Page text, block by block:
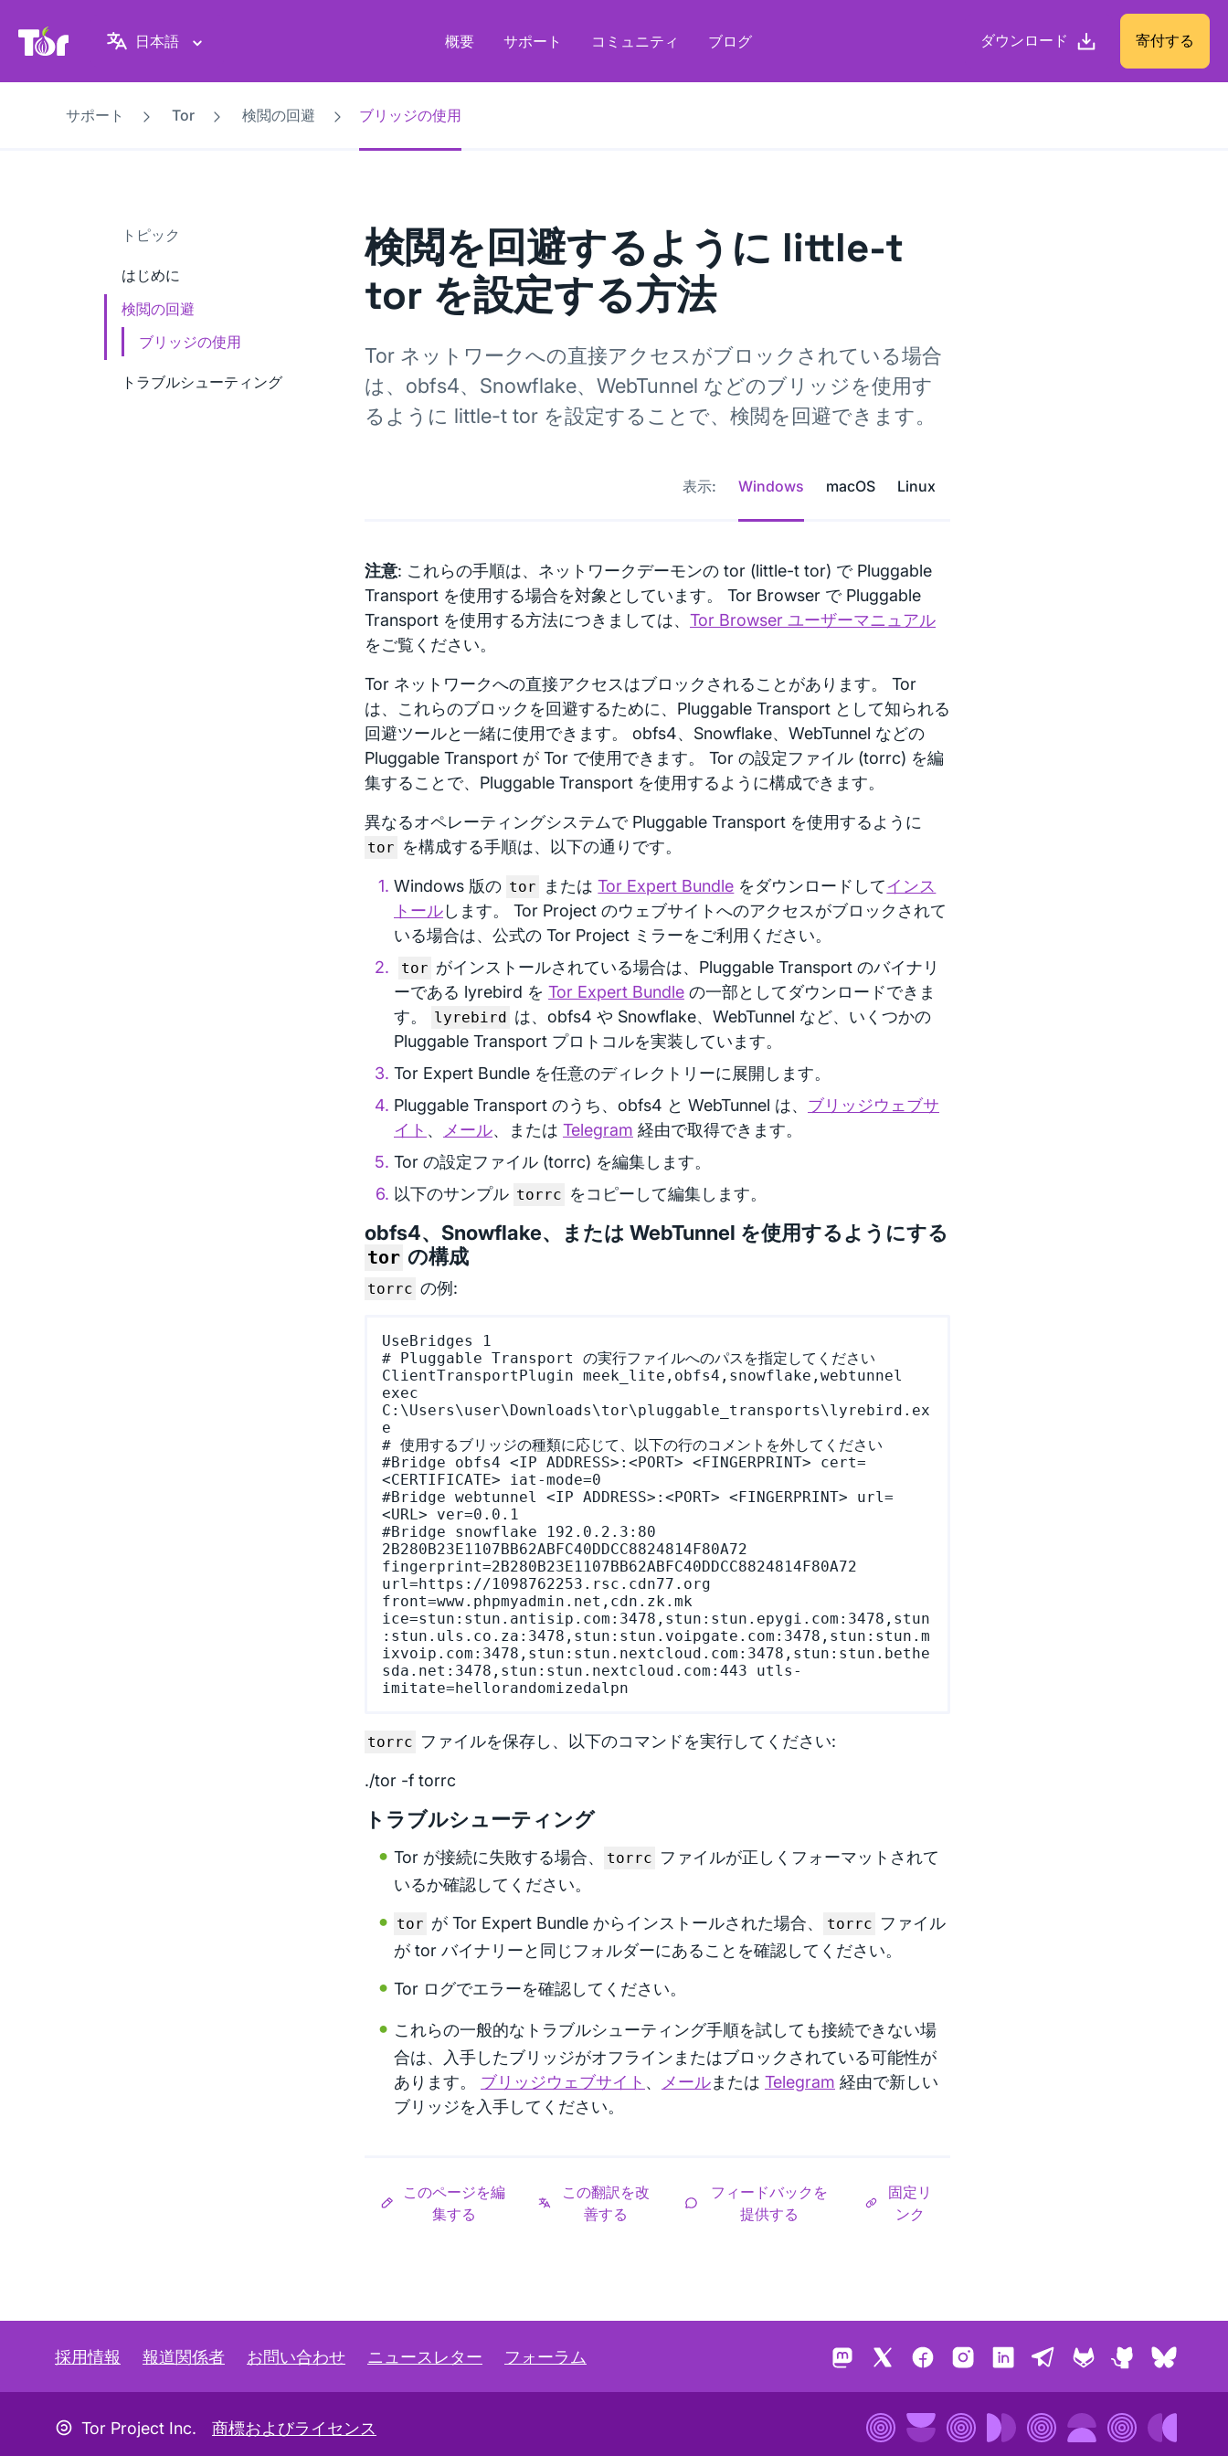
Tor Project ウェブサイト
日本語 概要 サポート コミュニティ ブログ ダウンロード 寄付する
サポート Tor 検閲の回避 ブリッジの使用
トピック
はじめに
検閲の回避
ブリッジの使用
トラブルシューティング
検閲を回避するように little-t
tor を設定する方法
Tor ネットワークへの直接アクセスがブロックされている場合
は、obfs4、Snowflake、WebTunnel などのブリッジを使用す
るように little-t tor を設定することで、検閲を回避できます。
表示: Windows macOS Linux
注意: これらの手順は、ネットワークデーモンの tor (little-t tor) で Pluggable
Transport を使用する場合を対象としています。 Tor Browser で Pluggable
Transport を使用する方法につきましては、 Tor Browser ユーザーマニュアル
をご覧ください。
Tor ネットワークへの直接アクセスはブロックされることがあります。 Tor
は、これらのブロックを回避するために、Pluggable Transport として知られる
回避ツールと一緒に使用できます。 obfs4、Snowflake、WebTunnel などの
Pluggable Transport が Tor で使用できます。 Tor の設定ファイル (torrc) を編
集することで、Pluggable Transport を使用するように構成できます。
異なるオペレーティングシステムで Pluggable Transport を使用するように
tor を構成する手順は、以下の通りです。
Windows 版の tor またはTor Expert Bundle をダウンロードしてインス
トールします。 Tor Project のウェブサイトへのアクセスがブロックされて
いる場合は、公式の Tor Project ミラーをご利用ください。
tor がインストールされている場合は、Pluggable Transport のバイナリ
ーである lyrebird を Tor Expert Bundle の一部としてダウンロードできま
す。
lyrebird は、obfs4 や Snowflake、WebTunnel など、いくつかの
Pluggable Transport プロトコルを実装しています。
Tor Expert Bundle を任意のディレクトリーに展開します。
Pluggable Transport のうち、obfs4 と WebTunnel は、 ブリッジウェブサ
イト 、 メール、または Telegram 経由で取得できます。
Tor の設定ファイル (torrc) を編集します。
以下のサンプル torrc をコピーして編集します。
obfs4、Snowflake、または WebTunnel を使用するようにする
tor の構成
torrc の例:
UseBridges 1
# Pluggable Transport の実行ファイルへのパスを指定してください
ClientTransportPlugin meek_lite,obfs4,snowflake,webtunnel
exec
C:\Users\user\Downloads\tor\pluggable_transports\lyrebird.ex
e
# 使用するブリッジの種類に応じて、以下の行のコメントを外してください
#Bridge obfs4 <IP ADDRESS>:<PORT> <FINGERPRINT> cert=
<CERTIFICATE> iat-mode=0
#Bridge webtunnel <IP ADDRESS>:<PORT> <FINGERPRINT> url=
<URL> ver=0.0.1
#Bridge snowflake 192.0.2.3:80
2B280B23E1107BB62ABFC40DDCC8824814F80A72
fingerprint=2B280B23E1107BB62ABFC40DDCC8824814F80A72
url=https://1098762253.rsc.cdn77.org
front=www.phpmyadmin.net,cdn.zk.mk
ice=stun:stun.antisip.com:3478,stun:stun.epygi.com:3478,stun
:stun.uls.co.za:3478,stun:stun.voipgate.com:3478,stun:stun.m
ixvoip.com:3478,stun:stun.nextcloud.com:3478,stun:stun.bethe
sda.net:3478,stun:stun.nextcloud.com:443 utls-
torrc ファイルを保存し、以下のコマンドを実行してください:
./tor -f torrc
トラブルシューティング
Tor が接続に失敗する場合、 torrc ファイルが正しくフォーマットされて
いるか確認してください。
tor が Tor Expert Bundle からインストールされた場合、 torrc ファイル
が tor バイナリーと同じフォルダーにあることを確認してください。
Tor ログでエラーを確認してください。
これらの一般的なトラブルシューティング手順を試しても接続できない場
合は、入手したブリッジがオフラインまたはブロックされている可能性が
あります。 ブリッジウェブサイト 、 メールまたは Telegram 経由で新しい
ブリッジを入手してください。
このページを編
集する
この翻訳を改
善する
フィードバックを
提供する
固定リ
ンク
採用情報 報道関係者 お問い合わせ ニュースレター フォーラム Mastodon FacebookInstagramLinkedInTelegram
GitLab GitHub
コピーレフトアイコン
Tor Project Inc. 商標およびライセンス